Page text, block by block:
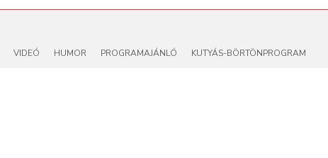
VIDEÓ HUMOR PROGRAMAJÁNLÓ KUTYÁS-BÖRTÖNPROGRAM